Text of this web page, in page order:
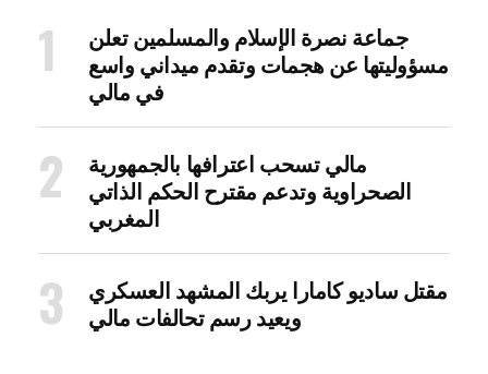
جماعة نصرة الإسلام والمسلمين تعلن
مسؤوليتها عن هجمات وتقدم ميداني واسع
في مالي
مالي تسحب اعترافها بالجمهورية
الصحراوية وتدعم مقترح الحكم الذاتي
المغربي
مقتل ساديو كامارا يربك المشهد العسكري
ويعيد رسم تحالفات مالي